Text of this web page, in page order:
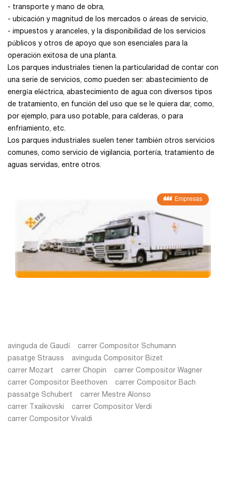
Zamora
Zaragoza
- transporte y mano de obra,
- ubicación y magnitud de los mercados o áreas de servicio,
- impuestos y aranceles, y la disponibilidad de los servicios
públicos y otros de apoyo que son esenciales para la
operación exitosa de una planta.
Los parques industriales tienen la particularidad de contar con
una serie de servicios, como pueden ser: abastecimiento de
energía eléctrica, abastecimiento de agua con diversos tipos
de tratamiento, en función del uso que se le quiera dar, como,
por ejemplo, para uso potable, para calderas, o para
enfriamiento, etc.
Los parques industriales suelen tener también otros servicios
comunes, como servicio de vigilancia, portería, tratamiento de
aguas servidas, entre otros.
Empresas
avinguda de Gaudí
carrer Compositor Schumann
pasatge Strauss
avinguda Compositor Bizet
carrer Mozart
carrer Chopin
carrer Compositor Wagner
carrer Compositor Beethoven
carrer Compositor Bach
passatge Schubert
carrer Mestre Alonso
carrer Txaikovski
carrer Compositor Verdi
carrer Compositor Vivaldi